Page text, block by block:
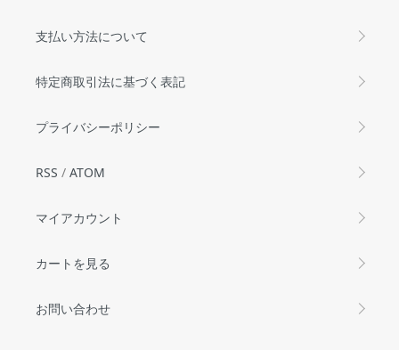
支払い方法について
特定商取引法に基づく表記
プライバシーポリシー
RSS / ATOM
マイアカウント
カートを見る
お問い合わせ